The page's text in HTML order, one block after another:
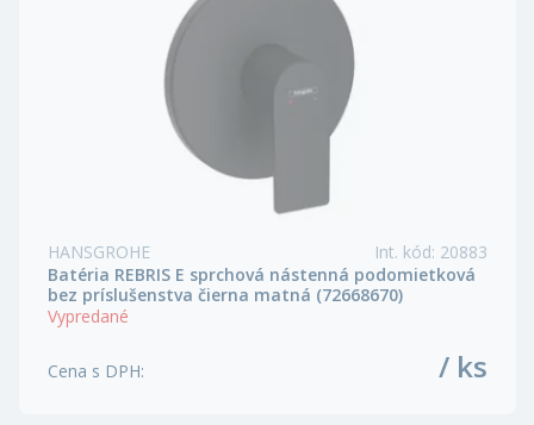
HANSGROHE Int. kód: 20883
Batéria REBRIS E sprchová nástenná podomietková
bez príslušenstva čierna matná (72668670)
Vypredané
Cena s DPH: / ks